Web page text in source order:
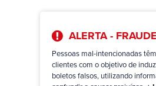
ALERTA -
Pessoas mal-intencionadas
clientes com o objetivo de
boletos falsos, utilizando